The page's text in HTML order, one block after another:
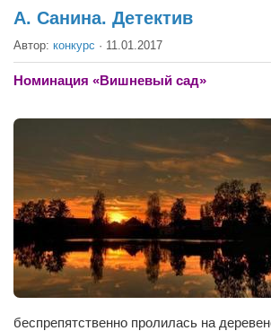
Выборы
Здоровье
Здоровый образ жизни
Сам себе доктор
Активный отдых
Курьезы
А. Санина. Детектив
Автор: конкурс · 11.01.2017
Номинация «Вишневый сад»
беспрепятственно пролилась на